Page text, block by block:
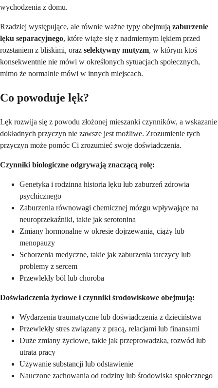
wychodzenia z domu.
Rzadziej występujące, ale równie ważne typy obejmują zaburzenie
lęku separacyjnego, które wiąże się z nadmiernym lękiem przed
rozstaniem z bliskimi, oraz selektywny mutyzm, w którym ktoś
konsekwentnie nie mówi w określonych sytuacjach społecznych,
mimo że normalnie mówi w innych miejscach.
Co powoduje lęk?
Lęk rozwija się z powodu złożonej mieszanki czynników, a wskazanie
dokładnych przyczyn nie zawsze jest możliwe. Zrozumienie tych
przyczyn może pomóc Ci zrozumieć swoje doświadczenia.
Czynniki biologiczne odgrywają znaczącą rolę:
Genetyka i rodzinna historia lęku lub zaburzeń zdrowia
psychicznego
Zaburzenia równowagi chemicznej mózgu wpływające na
neuroprzekaźniki, takie jak serotonina
Zmiany hormonalne w okresie dojrzewania, ciąży lub
menopauzy
Schorzenia medyczne, takie jak zaburzenia tarczycy lub
problemy z sercem
Przewlekły ból lub choroba
Doświadczenia życiowe i czynniki środowiskowe obejmują:
Wydarzenia traumatyczne lub doświadczenia z dzieciństwa
Przewlekły stres związany z pracą, relacjami lub finansami
Duże zmiany życiowe, takie jak przeprowadzka, rozwód lub
utrata pracy
Używanie substancji lub odstawienie
Nauczone zachowania od rodziny lub środowiska społecznego